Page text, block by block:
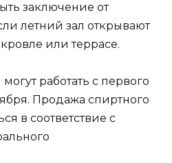
заключение от
летний зал открывают
или террасе.
работать с первого
Продажа спиртного
в соответствие с